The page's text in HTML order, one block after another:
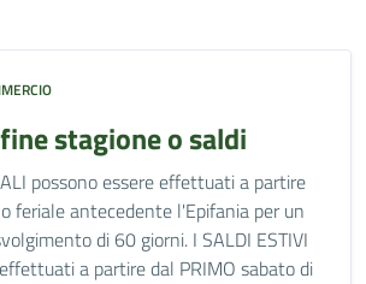
stagione o saldi
possono essere effettuati a partire
feriale antecedente l'Epifania per un
di 60 giorni. I SALDI ESTIVI
a partire dal PRIMO sabato di